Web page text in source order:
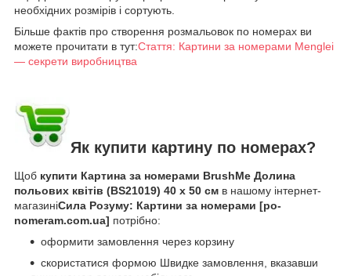
необхідних розмірів і сортують.
Більше фактів про створення розмальовок по номерах ви
можете прочитати в тут:Стаття: Картини за номерами Menglei
— секрети виробництва
Як купити картину по номерах?
Щоб купити Картина за номерами BrushMe Долина
польових квітів (BS21019) 40 х 50 см в нашому інтернет-
магазиніСила Розуму: Картини за номерами [po-
nomeram.com.ua] потрібно:
оформити замовлення через корзину
скористатися формою Швидке замовлення, вказавши